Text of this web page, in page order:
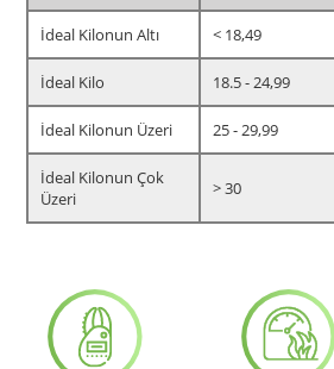
İdeal Kilonun Altı < 18,49
İdeal Kilo 18.5 - 24,99
İdeal Kilonun Üzeri 25 - 29,99
İdeal Kilonun Çok
Üzeri
> 30